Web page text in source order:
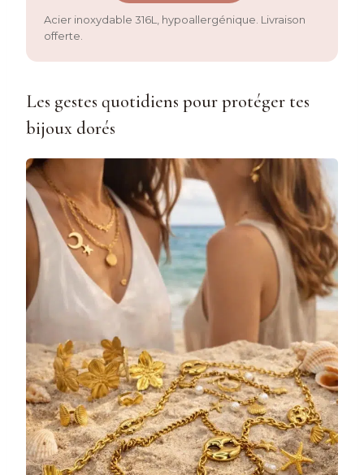
Acier inoxydable 316L, hypoallergénique. Livraison
offerte.
Les gestes quotidiens pour protéger tes
bijoux dorés